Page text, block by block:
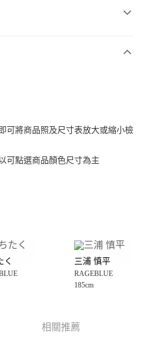
大用戶可立即使用無須另外申請。
單成立後會自動跳轉到大哥付的交易
請依後續交易確認頁面所載為準。
易或遇審核未通過，訂單將自動取
可將商品照及尺寸表放大或縮小檢
可點選商品顏色尺寸為主
く 三浦 慎平
RAGEBLUE
185cm
相關推薦